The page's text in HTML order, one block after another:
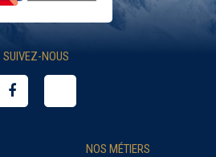
SUIVEZ-NOUS
NOS MÉTIERS